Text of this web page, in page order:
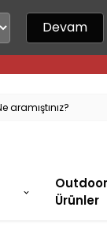
Devam
Outdoor
Ürünler